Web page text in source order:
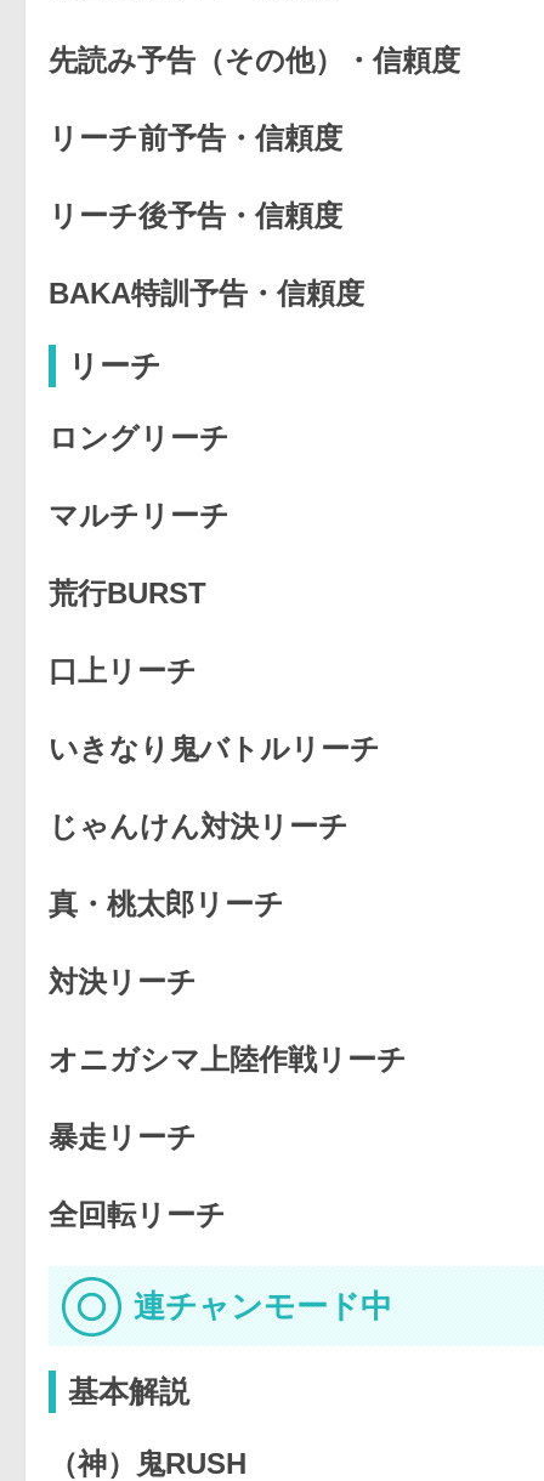
先読み予告（その他）・信頼度
リーチ前予告・信頼度
リーチ後予告・信頼度
BAKA特訓予告・信頼度
リーチ
ロングリーチ
マルチリーチ
荒行BURST
口上リーチ
いきなり鬼バトルリーチ
じゃんけん対決リーチ
真・桃太郎リーチ
対決リーチ
オニガシマ上陸作戦リーチ
暴走リーチ
全回転リーチ
連チャンモード中
基本解説
（神）鬼RUSH